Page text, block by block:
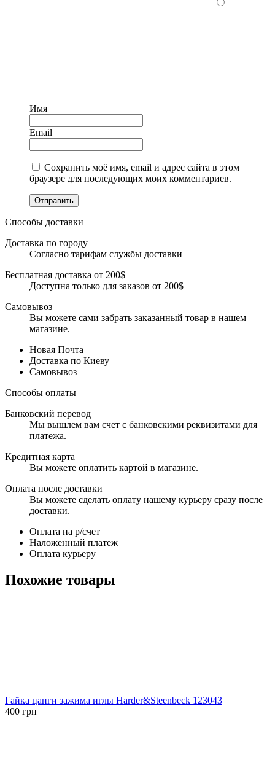
Имя
Email
Сохранить моё имя, email и адрес сайта в этом
браузере для последующих моих комментариев.
Отправить
Способы доставки
Доставка по городу
Согласно тарифам службы доставки
Бесплатная доставка от 200$
Доступна только для заказов от 200$
Самовывоз
Вы можете сами забрать заказанный товар в нашем
магазине.
Новая Почта
Доставка по Киеву
Самовывоз
Способы оплаты
Банковский перевод
Мы вышлем вам счет с банковскими реквизитами для
платежа.
Кредитная карта
Вы можете оплатить картой в магазине.
Оплата после доставки
Вы можете сделать оплату нашему курьеру сразу после
доставки.
Оплата на р/счет
Наложенный платеж
Оплата курьеру
Похожие товары
Гайка цанги зажима иглы Harder&Steenbeck 123043
400 грн